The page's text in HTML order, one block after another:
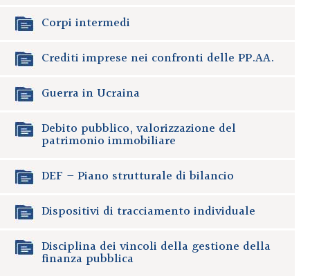
Corpi intermedi
Crediti imprese nei confronti delle PP.AA.
Guerra in Ucraina
Debito pubblico, valorizzazione del
patrimonio immobiliare
DEF – Piano strutturale di bilancio
Dispositivi di tracciamento individuale
Disciplina dei vincoli della gestione della
finanza pubblica